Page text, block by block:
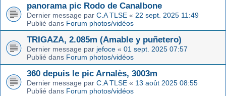
panorama pic Rodo de Canalbone
Dernier message par C.A TLSE « 22 sept. 2025 11:49
Publié dans Forum photos/vidéos
TRIGAZA, 2.085m (Amable y puñetero)
Dernier message par jefoce « 01 sept. 2025 07:57
Publié dans Forum photos/vidéos
360 depuis le pic Arnalès, 3003m
Dernier message par C.A TLSE « 13 août 2025 08:55
Publié dans Forum photos/vidéos